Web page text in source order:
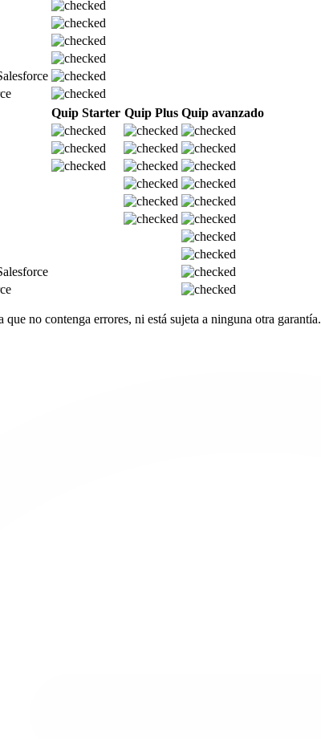
Quip Starter Quip Plus Quip avanzado
no contenga errores, ni está sujeta a ninguna otra garantía.